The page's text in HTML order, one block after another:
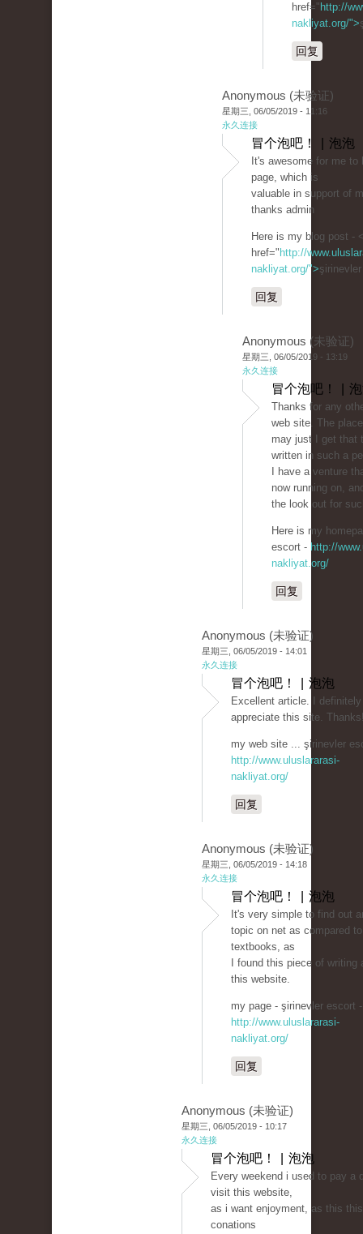
href=" http://
nakliyat.org/">
回复
Anonymous (未验证)
星期三, 06/05/2019 - 11:16
永久连接
冒个泡吧！ | 泡泡
It's awesome for me to
page, which is
valuable in support of
thanks admin
Here is my blog post -
href=" http://
nakliyat.org/">
回复
Anonymous (未验证)
星期三, 06/05/2019 - 13:19
永久连接
冒个泡吧！ |
Thanks for any
web site. The
may just I get that
written in such a
I have a venture
now running on,
the look out for
Here is my
escort - http://
nakliyat.org/
回复
Anonymous (未验证)
星期三, 06/05/2019 - 14:01
永久连接
冒个泡吧！ | 泡泡
Excellent article. I definitely
appreciate this site.
my web site ... şirinevler
http://www.uluslararasi-
nakliyat.org/
回复
Anonymous (未验证)
星期三, 06/05/2019 - 14:18
永久连接
冒个泡吧！ | 泡泡
It's very simple to find out
topic on net as compared to
textbooks, as
I found this piece of writing
this website.
my page - şirinevler escort -
http://www.uluslararasi-
nakliyat.org/
回复
Anonymous (未验证)
星期三, 06/05/2019 - 10:17
永久连接
冒个泡吧！ | 泡泡
Every weekend i used to pay a
visit this website,
as i want enjoyment, as this
conations